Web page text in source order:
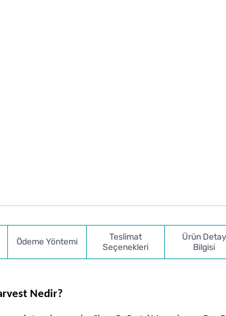
Ödeme Yöntemi
Teslimat
Seçenekleri
Ürün Detay
Bilgisi
Nedir?